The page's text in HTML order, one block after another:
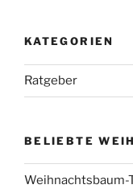
KATEGORIEN
Ratgeber
BELIEBTE
Weihnachtsbaum-